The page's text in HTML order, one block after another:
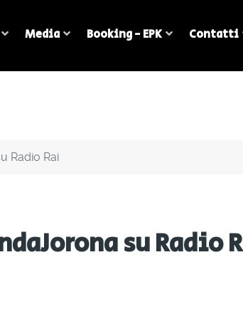
Media Booking - EPK Contatti
Radio Rai
su Radio